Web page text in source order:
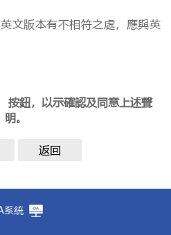
版本有不相符之處，應與英
鈕，以示確認及同意上述聲
明。
返回
系統